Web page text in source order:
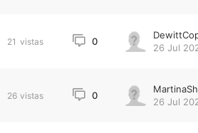
21 vistas 0
26 Jul
26 vistas 0
26 Jul